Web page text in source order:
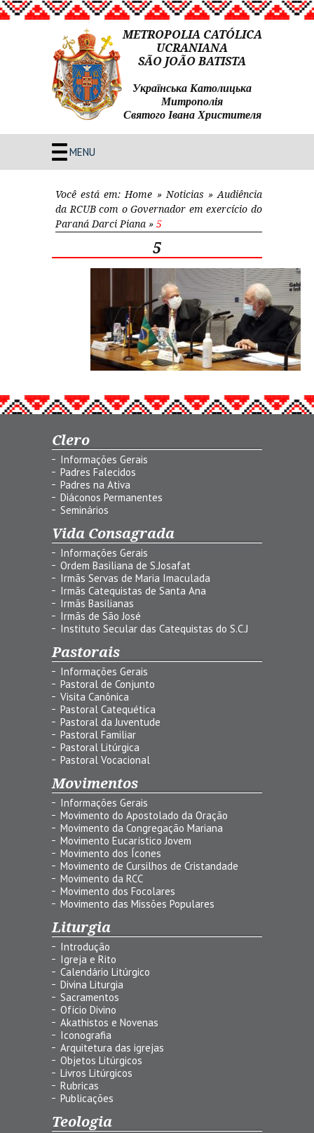
METROPOLIA CATÓLICA
UCRANIANA
SÃO JOÃO BATISTA
Українська Католицька
Митрополія
Святого Івана Христителя
MENU
Você está em: Home » Noticias »Audiência
da RCUB com o Governador em exercício do
Paraná Darci Piana » 5
5
Clero
Informações Gerais
Padres Falecidos
Padres na Ativa
Diáconos Permanentes
Seminários
Vida Consagrada
Informações Gerais
Ordem Basiliana de S.Josafat
Irmãs Servas de Maria Imaculada
Irmãs Catequistas de Santa Ana
Irmãs Basilianas
Irmãs de São José
Instituto Secular das Catequistas do S.C.J
Pastorais
Informações Gerais
Pastoral de Conjunto
Visita Canônica
Pastoral Catequética
Pastoral da Juventude
Pastoral Familiar
Pastoral Litúrgica
Pastoral Vocacional
Movimentos
Informações Gerais
Movimento do Apostolado da Oração
Movimento da Congregação Mariana
Movimento Eucarístico Jovem
Movimento dos Ícones
Movimento de Cursilhos de Cristandade
Movimento da RCC
Movimento dos Focolares
Movimento das Missões Populares
Liturgia
Introdução
Igreja e Rito
Calendário Litúrgico
Divina Liturgia
Sacramentos
Ofício Divino
Akathistos e Novenas
Iconografia
Arquitetura das igrejas
Objetos Litúrgicos
Livros Litúrgicos
Rubricas
Publicações
Teologia